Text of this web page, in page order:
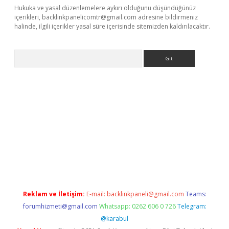
Hukuka ve yasal düzenlemelere aykırı olduğunu düşündüğünüz
içerikleri, backlinkpanelicomtr@gmail.com adresine bildirmeniz
halinde, ilgili içerikler yasal süre içerisinde sitemizden kaldırılacaktır.
Reklam ve İletişim: E-mail: backlinkpaneli@gmail.com Teams:
forumhizmeti@gmail.com Whatsapp: 0262 606 0 726 Telegram:
@karabul